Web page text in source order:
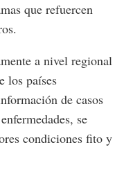
que refuercen
a nivel regional
los países
de casos
se
condiciones fito y